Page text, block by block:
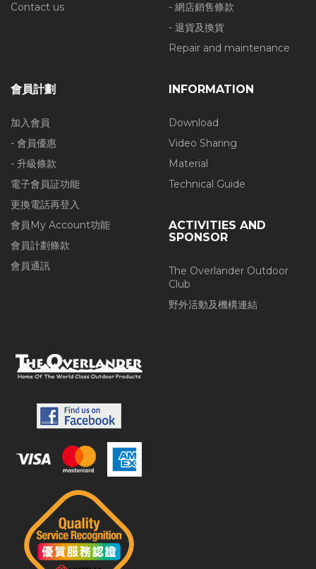
Contact us
- 網店銷售條款
- 退貨及換貨
Repair and maintenance
會員計劃
加入會員
- 會員優惠
- 升級條款
電子會員証功能
更換電話再登入
會員My Account功能
會員計劃條款
會員通訊
INFORMATION
Download
Video Sharing
Material
Technical Guide
ACTIVITIES AND
SPONSOR
The Overlander Outdoor
Club
野外活動及機構連結